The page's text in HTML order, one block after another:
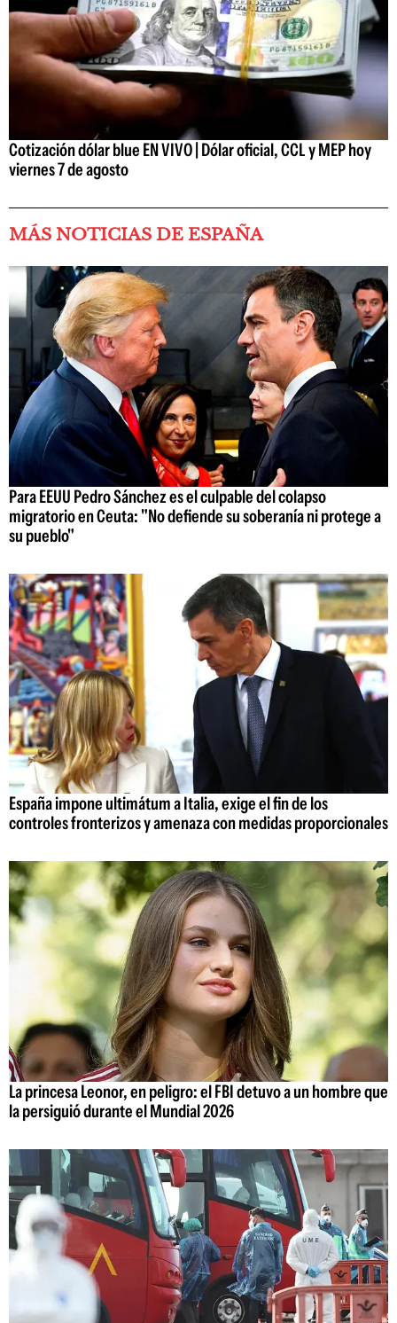
Cotización dólar blue EN VIVO | Dólar oficial, CCL y MEP hoy
viernes 7 de agosto
MÁS NOTICIAS DE ESPAÑA
Para EEUU Pedro Sánchez es el culpable del colapso
migratorio en Ceuta: "No defiende su soberanía ni protege a
su pueblo"
España impone ultimátum a Italia, exige el fin de los
controles fronterizos y amenaza con medidas proporcionales
La princesa Leonor, en peligro: el FBI detuvo a un hombre que
la persiguió durante el Mundial 2026